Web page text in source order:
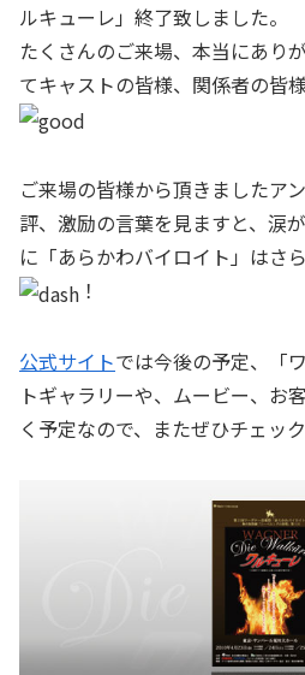
ルキューレ」終了致しました。
たくさんのご来場、本当にあり
てキャストの皆様、関係者の皆
ご来場の皆様から頂きましたア
評、激励の言葉を見ますと、涙
に「あらかわバイロイト」はさ
！
公式サイトでは今後の予定、「
トギャラリーや、ムービー、お
く予定なので、またぜひチェッ